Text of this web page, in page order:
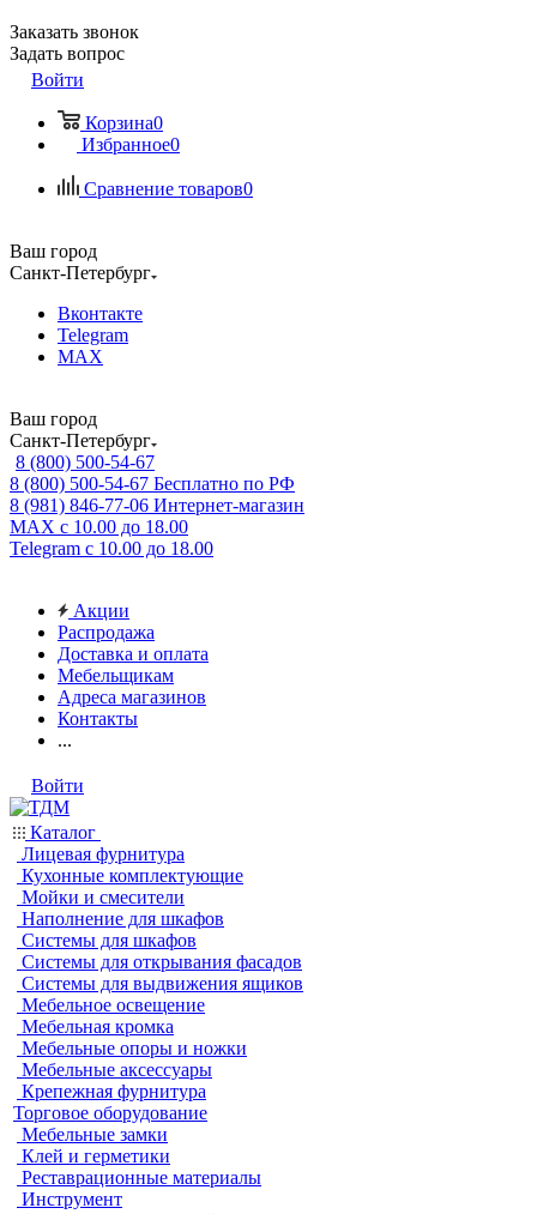
Заказать звонок
Задать вопрос
Войти
Корзина0
Избранное0
Сравнение товаров0
Ваш город
Санкт-Петербург
Вконтакте
Telegram
MAX
Ваш город
Санкт-Петербург
8 (800) 500-54-67
8 (800) 500-54-67 Бесплатно по РФ
8 (981) 846-77-06 Интернет-магазин
MAX с 10.00 до 18.00
Telegram с 10.00 до 18.00
Акции
Распродажа
Доставка и оплата
Мебельщикам
Адреса магазинов
Контакты
...
Войти
Каталог
Лицевая фурнитура
Кухонные комплектующие
Мойки и смесители
Наполнение для шкафов
Системы для шкафов
Системы для открывания фасадов
Системы для выдвижения ящиков
Мебельное освещение
Мебельная кромка
Мебельные опоры и ножки
Мебельные аксессуары
Крепежная фурнитура
Торговое оборудование
Мебельные замки
Клей и герметики
Реставрационные материалы
Инструмент